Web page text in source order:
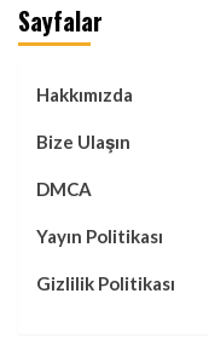
Sayfalar
Hakkımızda
Bize Ulaşın
DMCA
Yayın Politikası
Gizlilik Politikası